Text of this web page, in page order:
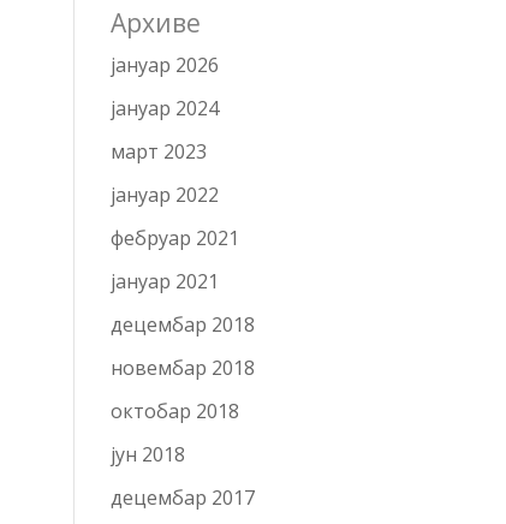
Архиве
јануар 2026
јануар 2024
март 2023
јануар 2022
фебруар 2021
јануар 2021
децембар 2018
новембар 2018
октобар 2018
јун 2018
децембар 2017